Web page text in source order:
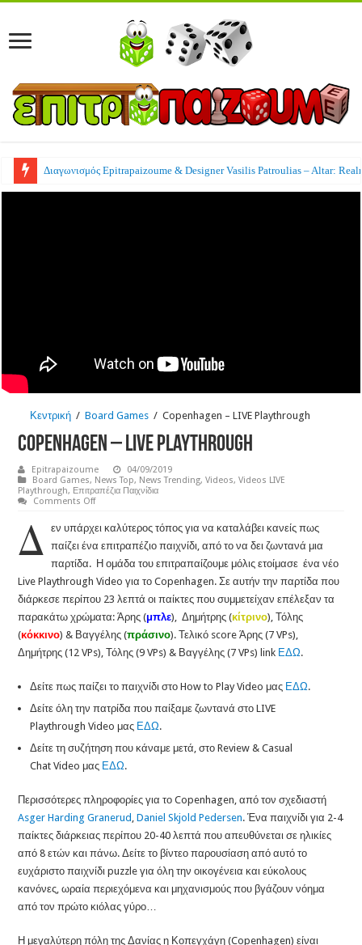
Διαγωνισμός Epitrapaizoume & Designer Vasilis Patroulias – Altar:
Κεντρική / Board Games / Copenhagen – LIVE Playthrough
Copenhagen – LIVE Playthrough
Epitrapaizoume
04/09/2019
Board Games, News Top, News Trending,Videos,Videos LIVE
Playthrough, Επιτραπέζια Παιχνίδια
Comments Offon
LIVE
Playthrough
Δ
εν υπάρχει καλύτερος τόπος για να καταλάβει κανείς πως
παίζει ένα επιτραπέζιο παιχνίδι, από το να δει ζωντανά μια
παρτίδα. Η ομάδα του επιτραπαίζουμε μόλις ετοίμασε ένα νέο
Live Playthrough Video για το Copenhagen. Σε αυτήν την παρτίδα που
διάρκεσε περίπου 23 λεπτά οι παίκτες που συμμετείχαν επέλεξαν τα
παρακάτω χρώματα: Άρης (μπλε), Δημήτρης (κίτρινο), Τόλης
(κόκκινο) & Βαγγέλης (πράσινο). Τελικό score Άρης (7 VPs),
Δημήτρης (12 VPs), Τόλης (9 VPs) & Βαγγέλης (7 VPs) link ΕΔΩ.
Δείτε πως παίζει το παιχνίδι στο How to Play Video μας ΕΔΩ.
Δείτε όλη την πατρίδα που παίξαμε ζωντανά στο LIVE
Playthrough Video μας ΕΔΩ.
Δείτε τη συζήτηση που κάναμε μετά, στο Review & Casual
Chat Video μας ΕΔΩ.
Περισσότερες πληροφορίες για το Copenhagen, από τον σχεδιαστή
Asger Harding Granerud ,Daniel Skjold Pedersen. Ένα παιχνίδι για 2-4
παίκτες διάρκειας περίπου 20-40 λεπτά που απευθύνεται σε ηλικίες
από 8 ετών και πάνω. Δείτε το βίντεο παρουσίαση από αυτό το
ευχάριστο παιχνίδι puzzle για όλη την οικογένεια και εύκολους
κανόνες, ωραία περιεχόμενα και μηχανισμούς που βγάζουν νόημα
από τον πρώτο κιόλας γύρο…
Η μεγαλύτερη πόλη της Δανίας η Κοπεγχάγη (Copenhagen) είναι